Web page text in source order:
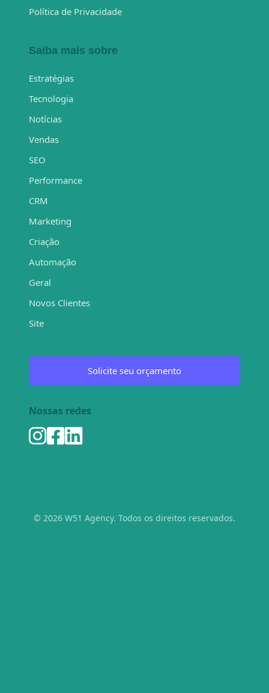
Política de Privacidade
Saiba mais sobre
Estratégias
Tecnologia
Notícias
Vendas
SEO
Performance
CRM
Marketing
Criação
Automação
Geral
Novos Clientes
Site
Solicite seu orçamento
Nossas redes
© 2026 W51 Agency. Todos os direitos reservados.